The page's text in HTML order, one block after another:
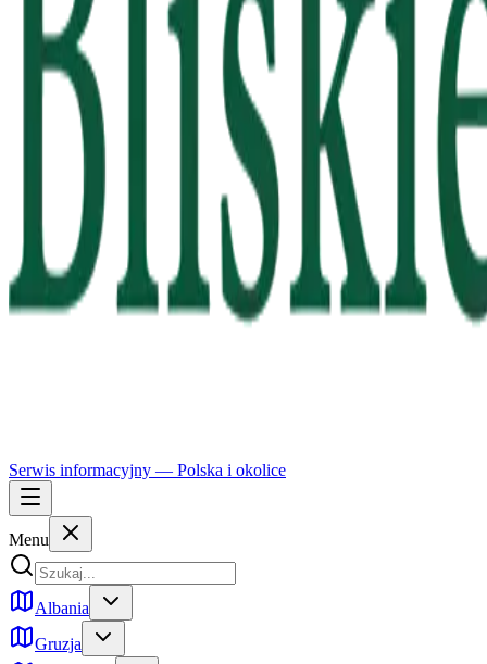
Serwis informacyjny — Polska i okolice
Menu
Albania
Gruzja